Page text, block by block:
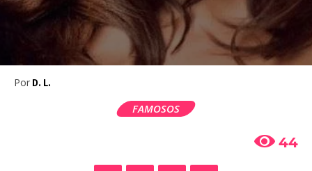
Por D. L.
FAMOSOS
44